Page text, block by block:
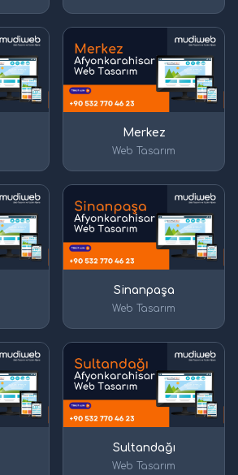
Merkez
Web Tasarım
Sinanpaşa
Web Tasarım
Sultandağı
Web Tasarım